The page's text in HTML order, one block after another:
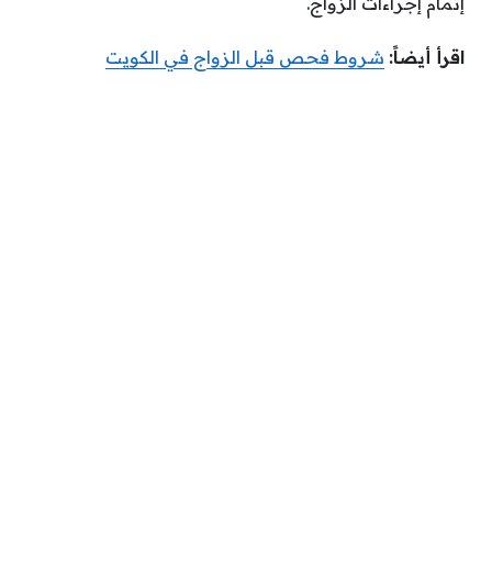
اقرأ أيضاً: شروط فحص قبل الزواج في الكويت